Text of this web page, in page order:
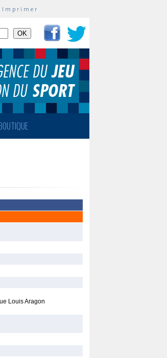
Imprimer
Louis Aragon